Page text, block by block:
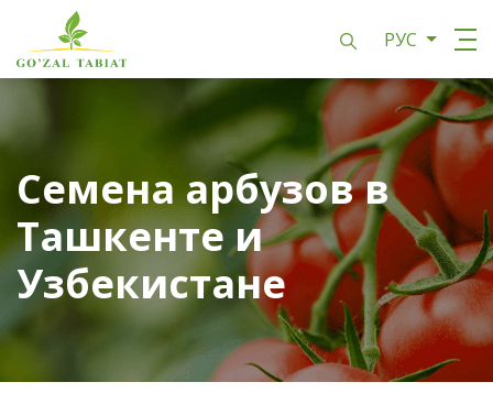
РУС
Семена арбузов в
Ташкенте и
Узбекистане